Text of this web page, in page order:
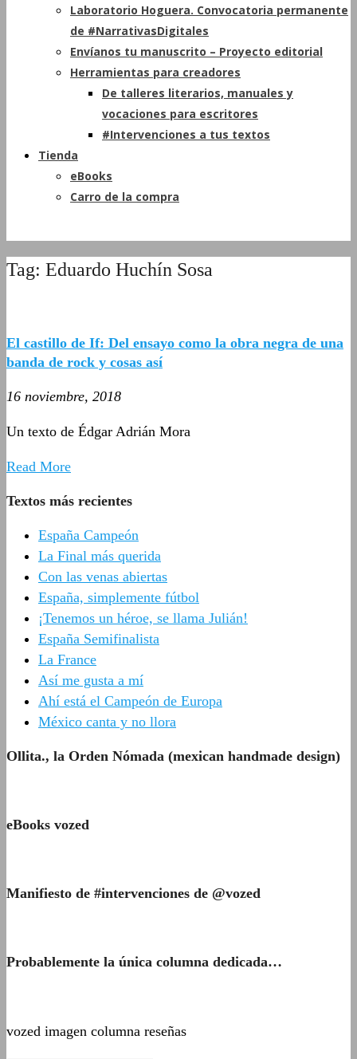
Laboratorio Hoguera. Convocatoria permanente
de #NarrativasDigitales
Envíanos tu manuscrito – Proyecto editorial
Herramientas para creadores
De talleres literarios, manuales y
vocaciones para escritores
#Intervenciones a tus textos
Tienda
eBooks
Carro de la compra
Tag: Eduardo Huchín Sosa
El castillo de If: Del ensayo como la obra negra de una
banda de rock y cosas así
16 noviembre, 2018
Un texto de Édgar Adrián Mora
Read More
Textos más recientes
España Campeón
La Final más querida
Con las venas abiertas
España, simplemente fútbol
¡Tenemos un héroe, se llama Julián!
España Semifinalista
La France
Así me gusta a mí
Ahí está el Campeón de Europa
México canta y no llora
Ollita., la Orden Nómada (mexican handmade design)
eBooks vozed
Manifiesto de #intervenciones de @vozed
Probablemente la única columna dedicada…
vozed imagen columna reseñas